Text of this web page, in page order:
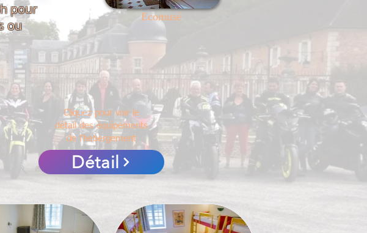
pour
ou
Ecomusé
Cliquez pour voir le
détail des équipements
de l'hebergement
Détail